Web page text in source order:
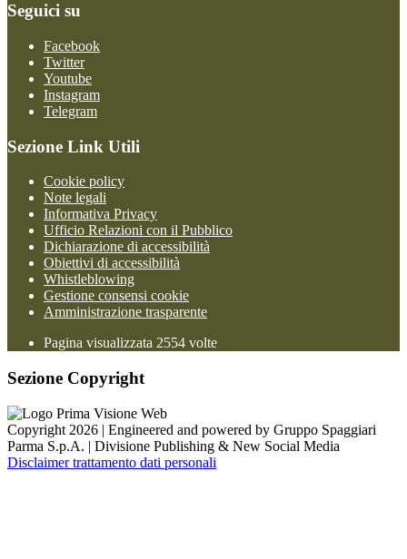
Seguici su
Facebook
Twitter
Youtube
Instagram
Telegram
Sezione Link Utili
Cookie policy
Note legali
Informativa Privacy
Ufficio Relazioni con il Pubblico
Dichiarazione di accessibilità
Obiettivi di accessibilità
Whistleblowing
Gestione consensi cookie
Amministrazione trasparente
Pagina visualizzata 2554 volte
Sezione Copyright
Copyright 2026 | Engineered and powered by Gruppo Spaggiari
Parma S.p.A. | Divisione Publishing & New Social Media
Disclaimer trattamento dati personali